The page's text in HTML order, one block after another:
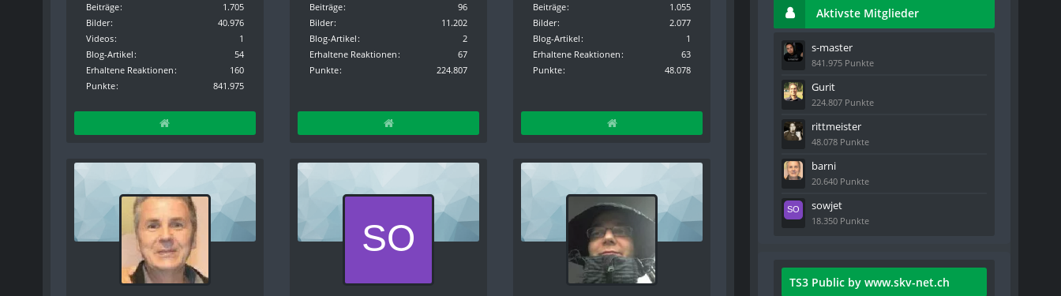
Beiträge
1.705
Bilder
40.976
Videos
1
Blog-Artikel
54
Erhaltene Reaktionen
160
Punkte
841.975
Beiträge
96
Bilder
11.202
Blog-Artikel
2
Erhaltene Reaktionen
67
Punkte
224.807
Beiträge
1.055
Bilder
2.077
Blog-Artikel
1
Erhaltene Reaktionen
63
Punkte
48.078
Aktivste Mitglieder
s-master
841.975 Punkte
Gurit
224.807 Punkte
rittmeister
48.078 Punkte
barni
20.640 Punkte
sowjet
18.350 Punkte
TS3 Public by www.skv-net.ch